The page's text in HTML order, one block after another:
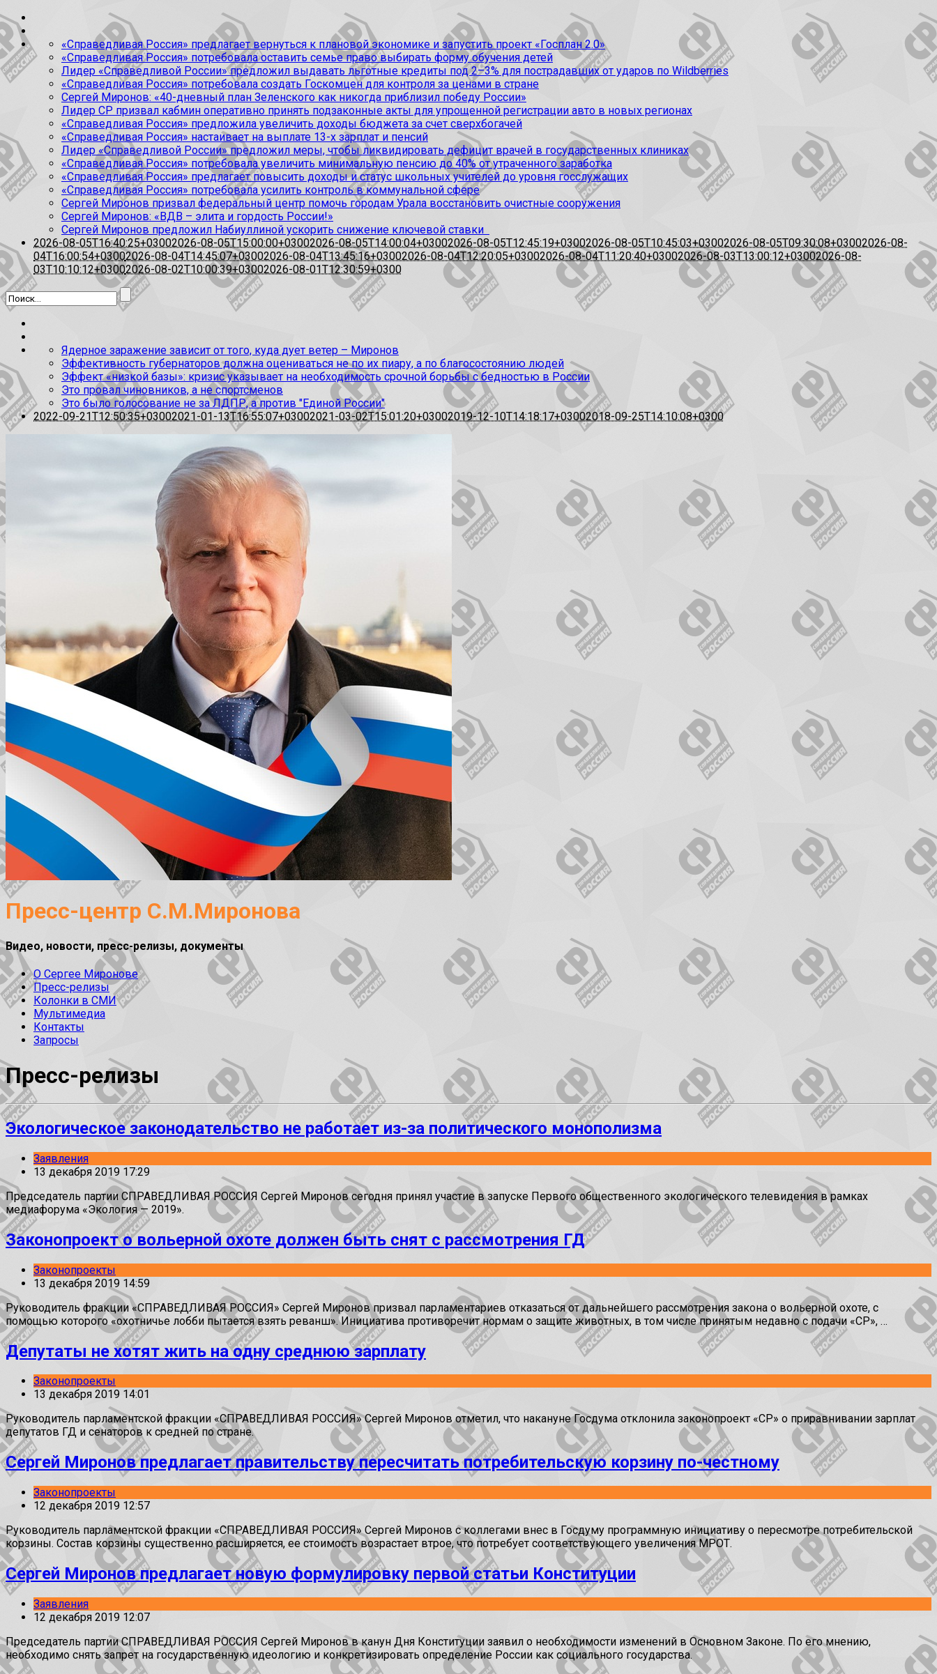
«Справедливая Россия» предлагает вернуться к плановой экономике и запустить проект «Госплан 2.0»
«Справедливая Россия» потребовала оставить семье право выбирать форму обучения детей
Лидер «Справедливой России» предложил выдавать льготные кредиты под 2–3% для пострадавших от ударов по Wildberries
«Справедливая Россия» потребовала создать Госкомцен для контроля за ценами в стране
Сергей Миронов: «40-дневный план Зеленского как никогда приблизил победу России»
Лидер СР призвал кабмин оперативно принять подзаконные акты для упрощенной регистрации авто в новых регионах
«Справедливая Россия» предложила увеличить доходы бюджета за счет сверхбогачей
«Справедливая Россия» настаивает на выплате 13-х зарплат и пенсий
Лидер «Справедливой России» предложил меры, чтобы ликвидировать дефицит врачей в государственных клиниках
«Справедливая Россия» потребовала увеличить минимальную пенсию до 40% от утраченного заработка
«Справедливая Россия» предлагает повысить доходы и статус школьных учителей до уровня госслужащих
«Справедливая Россия» потребовала усилить контроль в коммунальной сфере
Сергей Миронов призвал федеральный центр помочь городам Урала восстановить очистные сооружения
Сергей Миронов: «ВДВ – элита и гордость России!»
Сергей Миронов предложил Набиуллиной ускорить снижение ключевой ставки
2026-08-05T16:40:25+03002026-08-05T15:00:00+03002026-08-05T14:00:04+03002026-08-05T12:45:19+03002026-08-05T10:45:03+03002026-08-05T09:30:08+03002026-08-
04T16:00:54+03002026-08-04T14:45:07+03002026-08-04T13:45:16+03002026-08-04T12:20:05+03002026-08-04T11:20:40+03002026-08-03T13:00:12+03002026-08-
03T10:10:12+03002026-08-02T10:00:39+03002026-08-01T12:30:59+0300
Ядерное заражение зависит от того, куда дует ветер – Миронов
Эффективность губернаторов должна оцениваться не по их пиару, а по благосостоянию людей
Эффект «низкой базы»: кризис указывает на необходимость срочной борьбы с бедностью в России
Это провал чиновников, а не спортсменов
Это было голосование не за ЛДПР, а против "Единой России"
2022-09-21T12:50:35+03002021-01-13T16:55:07+03002021-03-02T15:01:20+03002019-12-10T14:18:17+03002018-09-25T14:10:08+0300
Пресс-центр С.М.Миронова
Видео, новости, пресс-релизы, документы
О Сергее Миронове
Пресс-релизы
Колонки в СМИ
Мультимедиа
Контакты
Запросы
Пресс-релизы
Экологическое законодательство не работает из-за политического монополизма
Заявления
13 декабря 2019 17:29
Председатель партии СПРАВЕДЛИВАЯ РОССИЯ Сергей Миронов сегодня принял участие в запуске Первого общественного экологического телевидения в рамках
медиафорума «Экология — 2019».
Законопроект о вольерной охоте должен быть снят с рассмотрения ГД
Законопроекты
13 декабря 2019 14:59
Руководитель фракции «СПРАВЕДЛИВАЯ РОССИЯ» Сергей Миронов призвал парламентариев отказаться от дальнейшего рассмотрения закона о вольерной охоте, с
помощью которого «охотничье лобби пытается взять реванш». Инициатива противоречит нормам о защите животных, в том числе принятым недавно с подачи «СР», …
Депутаты не хотят жить на одну среднюю зарплату
Законопроекты
13 декабря 2019 14:01
Руководитель парламентской фракции «СПРАВЕДЛИВАЯ РОССИЯ» Сергей Миронов отметил, что накануне Госдума отклонила законопроект «СР» о приравнивании зарплат
депутатов ГД и сенаторов к средней по стране.
Сергей Миронов предлагает правительству пересчитать потребительскую корзину по-честному
Законопроекты
12 декабря 2019 12:57
Руководитель парламентской фракции «СПРАВЕДЛИВАЯ РОССИЯ» Сергей Миронов с коллегами внес в Госдуму программную инициативу о пересмотре потребительской
корзины. Состав корзины существенно расширяется, ее стоимость возрастает втрое, что потребует соответствующего увеличения МРОТ.
Сергей Миронов предлагает новую формулировку первой статьи Конституции
Заявления
12 декабря 2019 12:07
Председатель партии СПРАВЕДЛИВАЯ РОССИЯ Сергей Миронов в канун Дня Конституции заявил о необходимости изменений в Основном Законе. По его мнению,
необходимо снять запрет на государственную идеологию и конкретизировать определение России как социального государства.